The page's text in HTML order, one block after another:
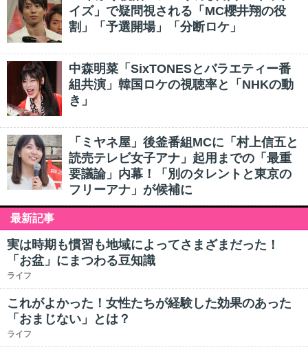
イズ」で疑問視される「MC櫻井翔の役
割」「予選開場」「分断ロケ」
中森明菜「SixTONESとバラエティー番
組共演」韓国ロケの視聴率と「NHKの動
き」
「ミヤネ屋」後釜番組MCに「村上信五と
読売テレビ女子アナ」起用までの「最重
要議論」内幕！「別のタレントと東京の
フリーアナ」が候補に
最新記事
実は時期も慣習も地域によってさまざまだった！
「お盆」にまつわる豆知識
ライフ
これがよかった！女性たちが経験した効果のあった
「おまじない」とは？
ライフ